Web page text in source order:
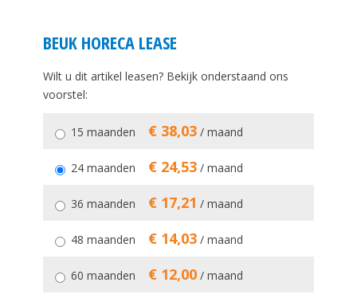
BEUK HORECA LEASE
Wilt u dit artikel leasen? Bekijk onderstaand ons
voorstel:
15 maanden € 38,03/ maand
24 maanden € 24,53/ maand
36 maanden € 17,21 / maand
48 maanden € 14,03/ maand
60 maanden € 12,00/ maand